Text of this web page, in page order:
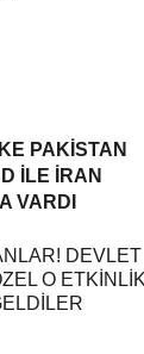
PAKISTAN
ILE İRAN
VARDI